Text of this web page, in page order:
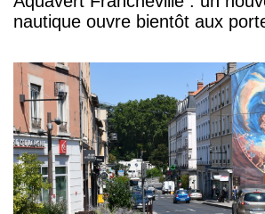
nautique ouvre bientôt aux